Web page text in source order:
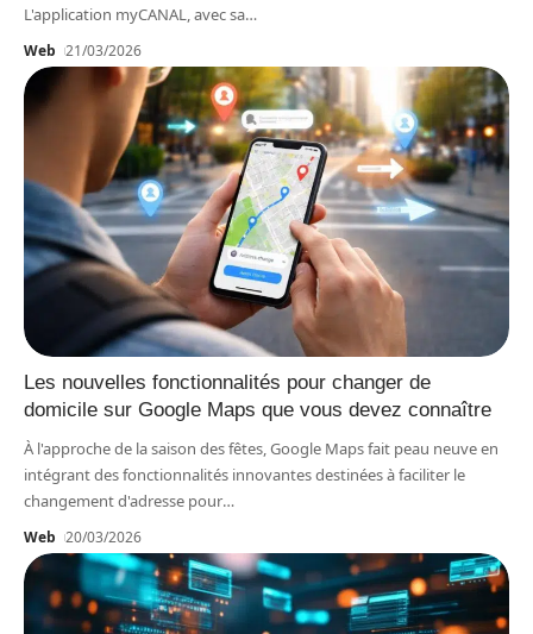
L'application myCANAL, avec sa…
Web 21/03/2026
Les nouvelles fonctionnalités pour changer de
domicile sur Google Maps que vous devez connaître
À l'approche de la saison des fêtes, Google Maps fait peau neuve en
intégrant des fonctionnalités innovantes destinées à faciliter le
changement d'adresse pour…
Web 20/03/2026